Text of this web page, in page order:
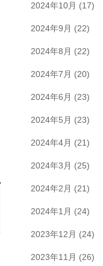
2024年10月 (17)
2024年9月 (22)
2024年8月 (22)
2024年7月 (20)
2024年6月 (23)
2024年5月 (23)
2024年4月 (21)
2024年3月 (25)
2024年2月 (21)
2024年1月 (24)
2023年12月 (24)
2023年11月 (26)